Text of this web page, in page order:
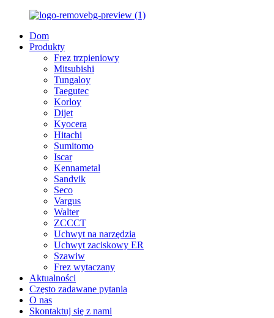
Dom
Produkty
Frez trzpieniowy
Mitsubishi
Tungaloy
Taegutec
Korloy
Dijet
Kyocera
Hitachi
Sumitomo
Iscar
Kennametal
Sandvik
Seco
Vargus
Walter
ZCCCT
Uchwyt na narzędzia
Uchwyt zaciskowy ER
Szawiw
Frez wytaczany
Aktualności
Często zadawane pytania
O nas
Skontaktuj się z nami